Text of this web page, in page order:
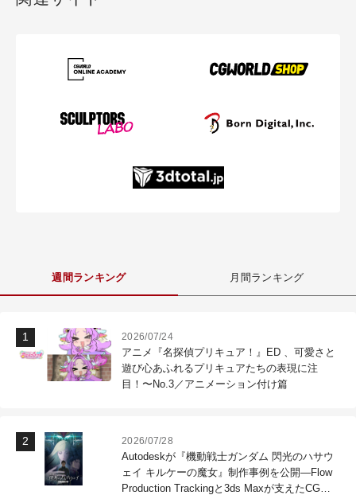
週間ランキング 月間ランキング
2026/07/24
アニメ『名探偵プリキュア！』ED 、可愛さと
遊び心あふれるプリキュアたちの表現に注
目！〜No.3／アニメーション付け篇
2026/07/28
Autodeskが『機動戦士ガンダム 閃光のハサウ
ェイ キルケーの魔女』制作事例を公開―Flow
Production Trackingと3ds Maxが支えたCG制